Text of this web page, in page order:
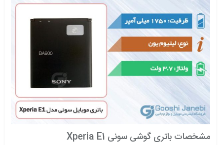
مشخصات باتری گوشی سونی Xperia E1